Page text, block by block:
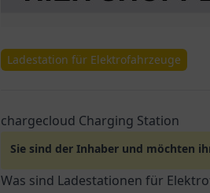
Ladestation für Elektrofahrzeuge
chargecloud Charging Station
Sie sind der Inhaber und möchten
Was sind Ladestationen für